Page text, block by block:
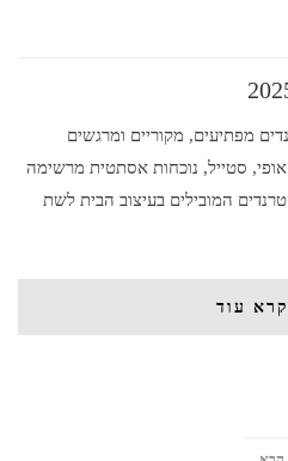
מפתיעים, מקוריים ומרגשים
אופי, סטייל, נוכחות אסתטית מרשימה
המובילים בעיצוב הבית לשת
קרא עוד